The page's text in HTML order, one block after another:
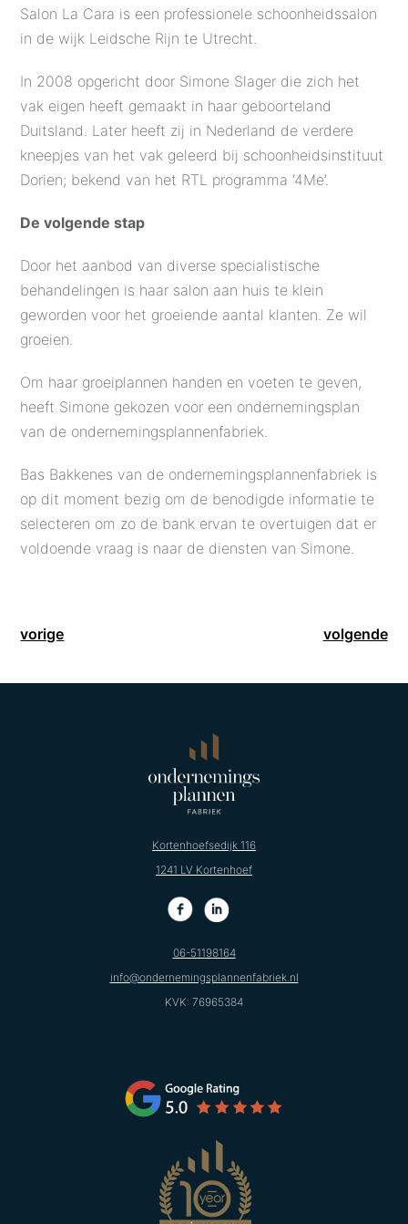
Salon La Cara is een professionele schoonheidssalon
in de wijk Leidsche Rijn te Utrecht.
In 2008 opgericht door Simone Slager die zich het
vak eigen heeft gemaakt in haar geboorteland
Duitsland. Later heeft zij in Nederland de verdere
kneepjes van het vak geleerd bij schoonheidsinstituut
Dorien; bekend van het RTL programma ‘4Me’.
De volgende stap
Door het aanbod van diverse specialistische
behandelingen is haar salon aan huis te klein
geworden voor het groeiende aantal klanten. Ze wil
groeien.
Om haar groeiplannen handen en voeten te geven,
heeft Simone gekozen voor een ondernemingsplan
van de ondernemingsplannenfabriek.
Bas Bakkenes van de ondernemingsplannenfabriek is
op dit moment bezig om de benodigde informatie te
selecteren om zo de bank ervan te overtuigen dat er
voldoende vraag is naar de diensten van Simone.
vorige volgende
Kortenhoefsedijk 116
1241 LV Kortenhoef
06-51198164
info@ondernemingsplannenfabriek.nl
KVK: 76965384